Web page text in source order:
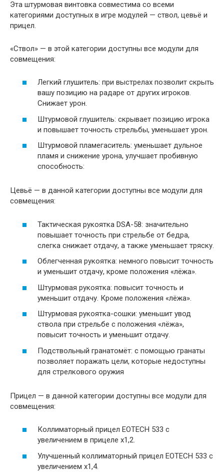
Эта штурмовая винтовка совместима со всеми
категориями доступных в игре модулей — ствол, цевьё и
прицел.
«Ствол» — в этой категории доступны все модули для
совмещения:
Легкий глушитель: при выстрелах позволит скрыть
вашу позицию на радаре от других игроков.
Снижает урон.
Штурмовой глушитель: скрывает позицию игрока
и повышает точность стрельбы, уменьшает урон.
Штурмовой пламегаситель: уменьшает дульное
пламя и снижение урона, улучшает пробивную
способность:
Цевьё — в данной категории доступны все модули для
совмещения:
Тактическая рукоятка DSA-58: значительно
повышает точность при стрельбе от бедра,
слегка снижает отдачу, а также уменьшает тряску.
Облегченная рукоятка: немного повысит точность
и уменьшит отдачу, кроме положения «лёжа».
Штурмовая рукоятка: повысит точность и
уменьшит отдачу. Кроме положения «лёжа».
Штурмовая рукоятка-сошки: уменьшит увод
ствола при стрельбе с положения «лёжа»,
повысит точность и уменьшит отдачу.
Подствольный гранатомёт: с помощью гранаты
позволяет поражать цели, которые недоступны
для стрелкового оружия
Прицел — в данной категории доступны все модули для
совмещения:
Коллиматорный прицел EOTECH 533 с
увеличением в прицеле х1,2.
Улучшенный коллиматорный прицел EOTECH 533 с
увеличением х1,4.